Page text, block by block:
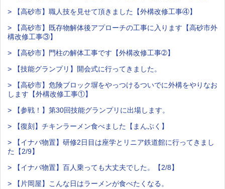
> 【高砂市】職人技を見せて頂きました【外構改修工事④】
> 【高砂市】既存物解体後アプローチの工事に入ります【高砂市外
構改修工事③】
> 【高砂市】門柱の解体工事です【外構改修工事➁】
> 【技能グランプリ】開会式に行ってきました。
> 【高砂市】危険ブロック塀をやっつけるついでに外構をやりなお
します【外構改修工事①】
> 【参戦！】第30回技能グランプリに出場します。
> 【復刻】チキンラーメン食べました【まんぷく】
> 【イナバ物置】研修2日目は座学とリニア鉄道館に行ってきまし
た【2/9】
> 【イナバ物置】百人乗っても大丈夫でした。【2/8】
> 【片岡屋】こんな日はラーメンが食べたくなる。